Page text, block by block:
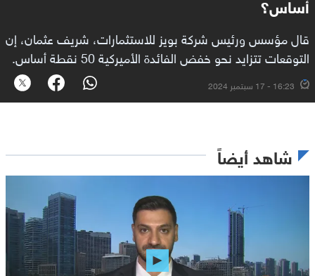
قال مؤسس ورئيس شركة بويز للاستثمارات، شريف عثمان، إن
التوقعات تتزايد نحو خفض الفائدة الأميركية 50 نقطة أساس.
16:23 - 17 سبتمبر 2024
شاهد أيضاً